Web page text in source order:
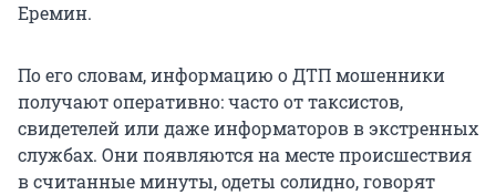
Еремин.
По его словам, информацию о ДТП мошенники
получают оперативно: часто от таксистов,
свидетелей или даже информаторов в экстренных
службах. Они появляются на месте происшествия
в считанные минуты, одеты солидно, говорят